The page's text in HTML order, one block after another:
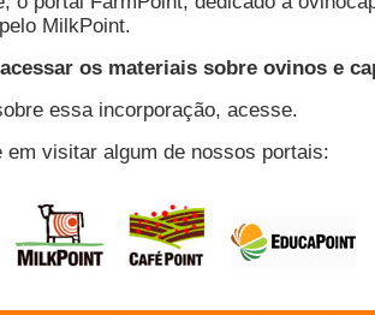
e Ovinos das Regiões dos Campos
e ovinocultor, Luciano Piovesan Leme,
a enquete proposta pelo FarmPoint:
leia o comentário na íntegra:
junto aos criadores por diversas